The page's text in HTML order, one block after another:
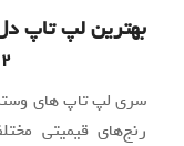
بهترین لپ تاپ
سری لپ تاپ های
رنج‌های قیمیتی